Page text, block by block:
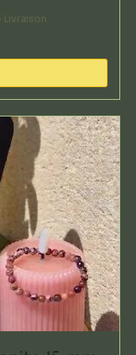
Livraison